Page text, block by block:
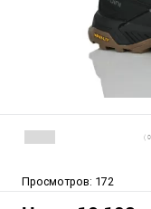
(
Просмотров: 172